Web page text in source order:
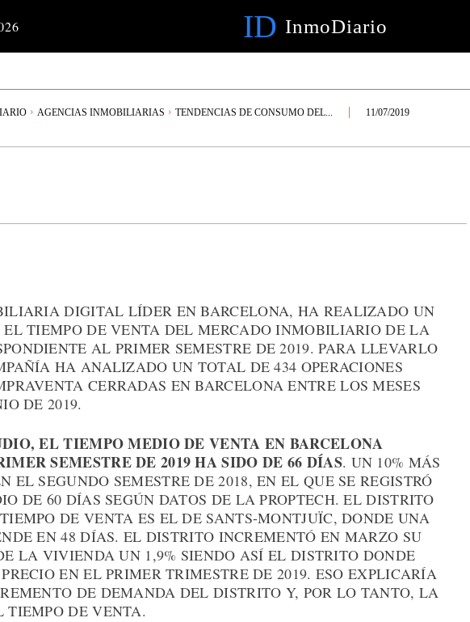
ID InmoDiario
AGENCIAS INMOBILIARIAS TENDENCIAS DE CONSUMO DEL... 11/07/2019
DIGITAL LÍDER EN BARCELONA, HA REALIZADO UN
EL TIEMPO DE VENTA DEL MERCADO INMOBILIARIO DE LA
AL PRIMER SEMESTRE DE 2019. PARA LLEVARLO
HA ANALIZADO UN TOTAL DE 434 OPERACIONES
CERRADAS EN BARCELONA ENTRE LOS MESES
DE 2019.
EL TIEMPO MEDIO DE VENTA EN BARCELONA
SEMESTRE DE 2019 HA SIDO DE 66 DÍAS. UN 10% MÁS
EL SEGUNDO SEMESTRE DE 2018, EN EL QUE SE REGISTRÓ
DE 60 DÍAS SEGÚN DATOS DE LA PROPTECH. EL DISTRITO
DE VENTA ES EL DE SANTS-MONTJUÏC, DONDE UNA
EN 48 DÍAS. EL DISTRITO INCREMENTÓ EN MARZO SU
LA VIVIENDA UN 1,9% SIENDO ASÍ EL DISTRITO DONDE
EN EL PRIMER TRIMESTRE DE 2019. ESO EXPLICARÍA
DE DEMANDA DEL DISTRITO Y, POR LO TANTO, LA
TIEMPO DE VENTA.